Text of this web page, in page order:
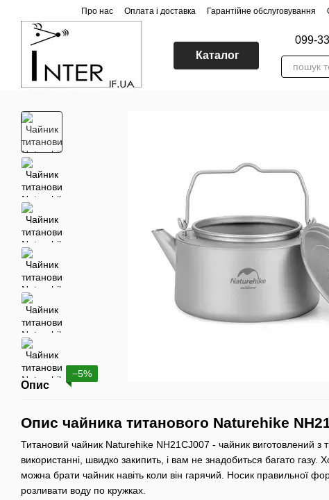
Перейти до основного контенту
Про нас Оплата і доставка Гарантійне обслуговування
Каталог
099-
−5%
Опис
Опис чайника титанового Naturehike
Титановий чайник Naturehike NH21CJ007 - чайник виготовлений з
використанні, швидко закипить, і вам не знадобиться багато газу.
можна брати чайник навіть коли він гарячий. Носик правильної
розливати воду по кружках.